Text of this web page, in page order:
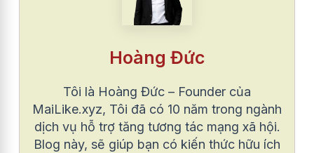
Hoàng Đức
Tôi là Hoàng Đức – Founder của
MaiLike.xyz, Tôi đã có 10 năm trong ngành
dịch vụ hỗ trợ tăng tương tác mạng xã hội.
Blog này, sẽ giúp bạn có kiến thức hữu ích